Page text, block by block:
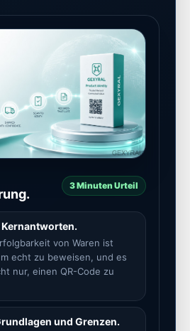
3 Minuten Urteil
von Waren ist
echt zu beweisen, und es
nur, einen QR-Code zu
und Grenzen.